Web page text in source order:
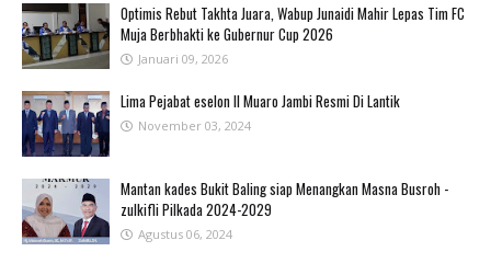
Optimis Rebut Takhta Juara, Wabup Junaidi Mahir Lepas Tim FC
Muja Berbhakti ke Gubernur Cup 2026
Januari 09, 2026
Lima Pejabat eselon II Muaro Jambi Resmi Di Lantik
November 03, 2024
Mantan kades Bukit Baling siap Menangkan Masna Busroh -
zulkifli Pilkada 2024-2029
Agustus 06, 2024